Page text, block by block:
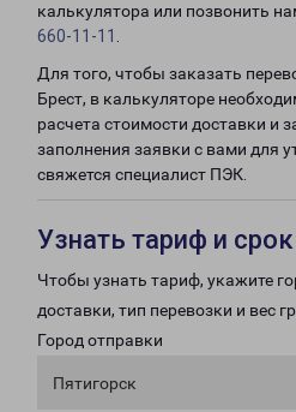
калькулятора или позвонить
660-11-11
Для того, чтобы заказать
Брест, в калькуляторе
расчета стоимости доставки и
заполнения заявки с вами для
свяжется специалист ПЭК.
Узнать тариф и
Чтобы узнать тариф, укажите
доставки, тип перевозки и вес
Город отправки
Пятигорск